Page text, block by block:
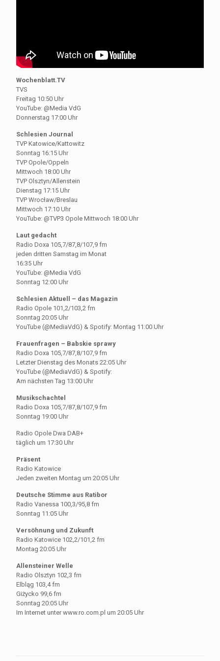
Wochenblatt.TV
TVS
Freitag 10:50 Uhr
YouTube: @Media VdG
Donnerstag 17:00 Uhr
Schlesien Journal
TVP Katowice/Kattowitz
Sonntag 16:15 Uhr
TVP Opole/Oppeln
Mittwoch 18:00 Uhr
TVP Olsztyn/Allenstein
Dienstag 17:15 Uhr
TVP Wrocław/Breslau
Mittwoch 17:10 Uhr
YouTube: @TVP3 Opole Mittwoch 18:00 Uhr
Laut gedacht
Radio Doxa 105,7/87,8/107,9 fm
jeden dritten Samstag im Monat
16:35 Uhr
YouTube: @Media VdG
Sonntag 12:00 Uhr
Schlesien Aktuell – das Magazin
Radio Opole 101,2/103,2 fm
Sonntag 20:05 Uhr
YouTube (@MediaVdG) & Spotify: Montag 11:00 Uhr
Frauenfragen – Babskie sprawy
Radio Doxa 105,7/87,8/107,9 fm
Letzter Dienstag des Monats 22:05 Uhr
YouTube (@MediaVdG) & Spotify:
Am nächsten Tag 13:00 Uhr
Musikschachtel
Radio Doxa 105,7/87,8/107,9 fm
Sonntag 19:00 Uhr
Radio Opole Dwa DAB+
täglich um 17:30 Uhr
Präsent
Radio Katowice
Jeden zweiten Montag um 20:05 Uhr
Deutsche Stimme aus Ratibor
Radio Vanessa 100,3/95,8 fm
Sonntag 11:05 Uhr
Versöhnung und Zukunft
Radio Katowice 102,2/101,2 fm
Montag 20:05 Uhr
Allensteiner Welle
Radio Olsztyn 102,3 fm
Elbląg 103,4 fm
Giżycko 99,6 fm
Sonntag 20:05 Uhr
Im Internet unter www.ro.com.pl um 20:05 Uhr